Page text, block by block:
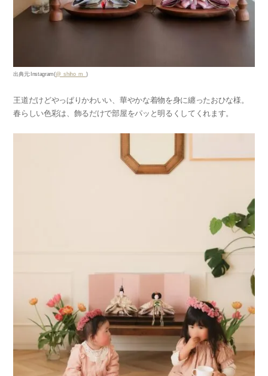
出典元:Instagram(@_shiho_m_ )
王道だけどやっぱりかわいい、華やかな着物を身に纏ったおひな様。
春らしい色彩は、飾るだけで部屋をパッと明るくしてくれます。